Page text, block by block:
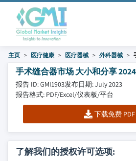
主页 医疗健康 医疗器械 外科器械
手术缝合器市场 大小和分享
报告 ID: GMI1903发布日期: July 2023
报告格式: PDF/Excel/仪表板/平台
下载免费 PDF
了解我们的授权许可选项: